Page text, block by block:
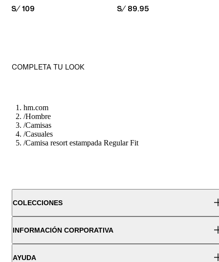
PRICE:
S/ 109 PRICE:
S/ 89.95
COMPLETA TU LOOK
hm.com
/Hombre
/Camisas
/Casuales
/Camisa resort estampada Regular Fit
COLECCIONES
INFORMACIÓN CORPORATIVA
AYUDA